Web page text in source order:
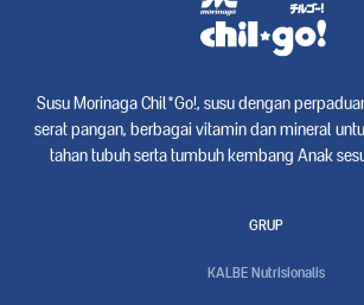
Susu Morinaga Chil*Go!, susu dengan
serat pangan, berbagai vitamin dan mineral
tahan tubuh serta tumbuh kembang Anak
GRUP
KALBE Nutrisionalis